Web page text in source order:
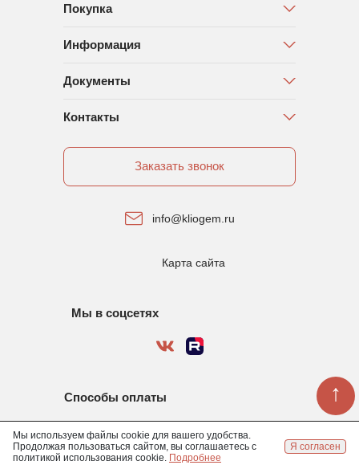
Покупка
Информация
Документы
Контакты
Заказать звонок
info@kliogem.ru
Карта сайта
Мы в соцсетях
Способы оплаты
Мы используем файлы cookie для вашего удобства.
Продолжая пользоваться сайтом, вы соглашаетесь с
политикой использования cookie. Подробнее
Я согласен
↑
Задать вопрос